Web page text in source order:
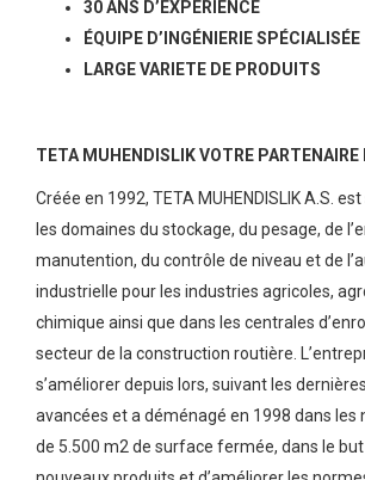
EXTRACTEUR VIBRANTE
CONDITIONNEUSES POUR SACS A
PESEUSE DE CONTROLE
SYSTEME DE CONTROLE DE
RUGULATEUR DE FLUX
TRANSPORTEUR A CHAINE
INDICATEUR DE NIVEAU CONTINU
AUTOMATION INDUSTRIELLE
PNEMAUTIQUES
LES SEPARATORS MAGNETIQUES
Türkçe
30 ANS D’EXPERIENCE
ÉQUIPE D’INGÉNIERIE SPÉCIALISÉE
LARGE VARIETE DE PRODUITS
TETA MUHENDISLIK VOTRE PARTENAIRE
Créée en 1992, TETA MUHENDISLIK A.S.
les domaines du stockage, du pesage, de
manutention, du contrôle de niveau et de
industrielle pour les industries agricoles,
chimique ainsi que dans les centrales
secteur de la construction routière.
s’améliorer depuis lors, suivant les
avancées et a déménagé en 1998 dans les
de 5.500 m2 de surface fermée, dans le